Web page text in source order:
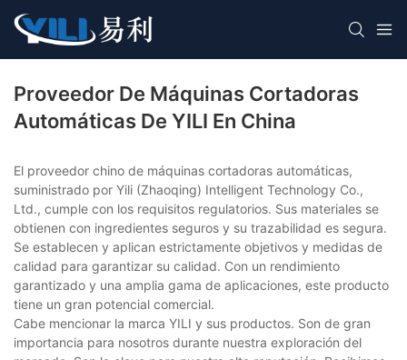
Proveedor De Máquinas Cortadoras
Automáticas De YILI En China
El proveedor chino de máquinas cortadoras automáticas,
suministrado por Yili (Zhaoqing) Intelligent Technology Co.,
Ltd., cumple con los requisitos regulatorios. Sus materiales se
obtienen con ingredientes seguros y su trazabilidad es segura.
Se establecen y aplican estrictamente objetivos y medidas de
calidad para garantizar su calidad. Con un rendimiento
garantizado y una amplia gama de aplicaciones, este producto
tiene un gran potencial comercial.
Cabe mencionar la marca YILI y sus productos. Son de gran
importancia para nosotros durante nuestra exploración del